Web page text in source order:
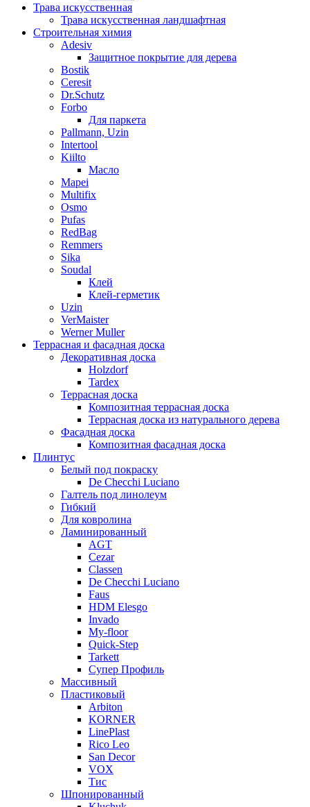
Трава искусственная
Трава искусственная ландшафтная
Строительная химия
Adesiv
Защитное покрытие для дерева
Bostik
Ceresit
Dr.Schutz
Forbo
Для паркета
Pallmann, Uzin
Intertool
Kiilto
Масло
Mapei
Multifix
Osmo
Pufas
RedBag
Remmers
Sika
Soudal
Клей
Клей-герметик
Uzin
VerMaister
Werner Muller
Террасная и фасадная доска
Декоративная доска
Holzdorf
Tardex
Террасная доска
Композитная террасная доска
Террасная доска из натурального дерева
Фасадная доска
Композитная фасадная доска
Плинтус
Белый под покраску
De Checchi Luciano
Галтель под линолеум
Гибкий
Для ковролина
Ламинированный
AGT
Cezar
Classen
De Checchi Luciano
Faus
HDM Elesgo
Invado
My-floor
Quick-Step
Tarkett
Супер Профиль
Массивный
Пластиковый
Arbiton
KORNER
LinePlast
Rico Leo
San Decor
VOX
Тис
Шпонированный